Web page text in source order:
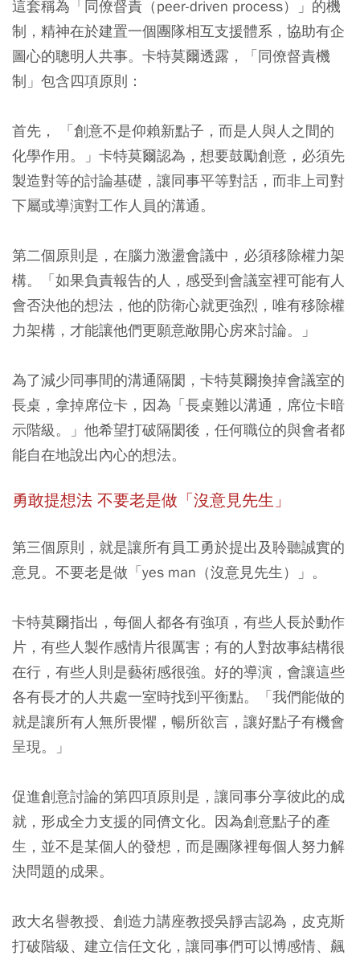
這套稱為「同僚督責（peer-driven process）」的機
制，精神在於建置一個團隊相互支援體系，協助有企
圖心的聰明人共事。卡特莫爾透露，「同僚督責機
制」包含四項原則：
首先， 「創意不是仰賴新點子，而是人與人之間的
化學作用。」卡特莫爾認為，想要鼓勵創意，必須先
製造對等的討論基礎，讓同事平等對話，而非上司對
下屬或導演對工作人員的溝通。
第二個原則是，在腦力激盪會議中，必須移除權力架
構。「如果負責報告的人，感受到會議室裡可能有人
會否決他的想法，他的防衛心就更強烈，唯有移除權
力架構，才能讓他們更願意敞開心房來討論。」
為了減少同事間的溝通隔閡，卡特莫爾換掉會議室的
長桌，拿掉席位卡，因為「長桌難以溝通，席位卡暗
示階級。」他希望打破隔閡後，任何職位的與會者都
能自在地說出內心的想法。
勇敢提想法 不要老是做「沒意見先生」
第三個原則，就是讓所有員工勇於提出及聆聽誠實的
意見。不要老是做「yes man（沒意見先生）」。
卡特莫爾指出，每個人都各有強項，有些人長於動作
片，有些人製作感情片很厲害；有的人對故事結構很
在行，有些人則是藝術感很強。好的導演，會讓這些
各有長才的人共處一室時找到平衡點。「我們能做的
就是讓所有人無所畏懼，暢所欲言，讓好點子有機會
呈現。」
促進創意討論的第四項原則是，讓同事分享彼此的成
就，形成全力支援的同儕文化。因為創意點子的產
生，並不是某個人的發想，而是團隊裡每個人努力解
決問題的成果。
政大名譽教授、創造力講座教授吳靜吉認為，皮克斯
打破階級、建立信任文化，讓同事們可以博感情、飆